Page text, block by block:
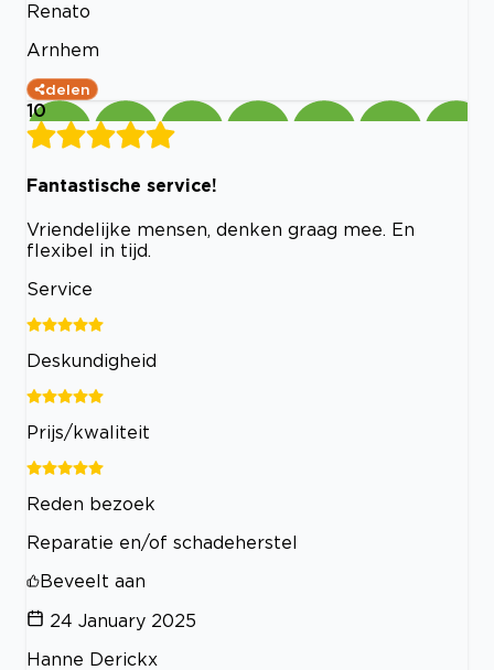
Renato
Arnhem
delen
10
Fantastische service!
Vriendelijke mensen, denken graag mee. En
flexibel in tijd.
Service
Deskundigheid
Prijs/kwaliteit
Reden bezoek
Reparatie en/of schadeherstel
Beveelt aan
24 January 2025
Hanne Derickx